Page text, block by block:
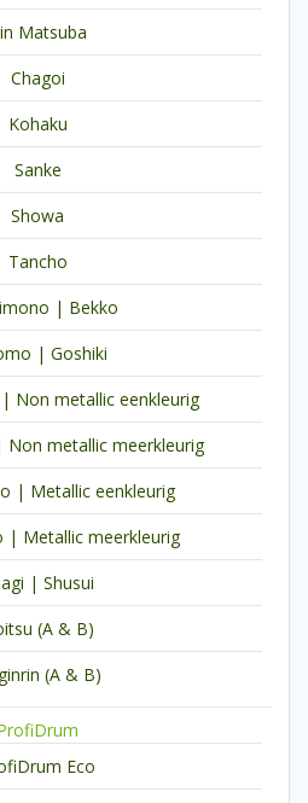
Matsuba
Chagoi
Kohaku
Sanke
Showa
Tancho
| Bekko
| Goshiki
Non metallic eenkleurig
metallic meerkleurig
| Metallic eenkleurig
| Metallic meerkleurig
| Shusui
(A & B)
(A & B)
Eco